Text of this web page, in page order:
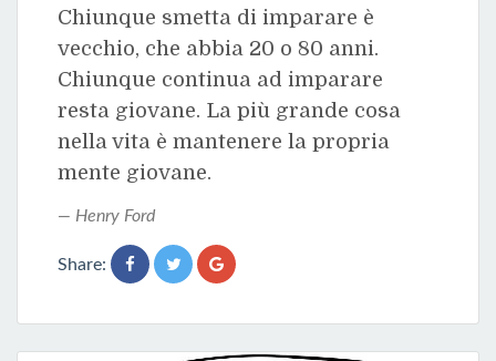
Chiunque smetta di imparare è
vecchio, che abbia 20 o 80 anni.
Chiunque continua ad imparare
resta giovane. La più grande cosa
nella vita è mantenere la propria
mente giovane.
Henry Ford
Share: